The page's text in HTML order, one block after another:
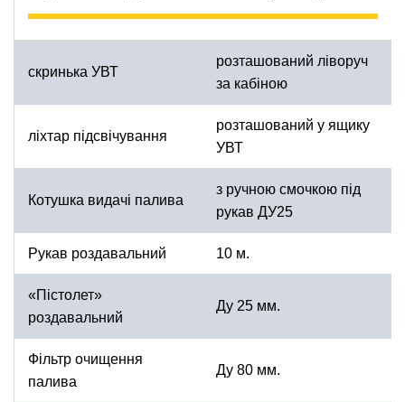
скринька УВТ
розташований ліворуч
за кабіною
ліхтар підсвічування
розташований у ящику
УВТ
Котушка видачі палива
з ручною смочкою під
рукав ДУ25
Рукав роздавальний 10 м.
«Пістолет»
роздавальний
Ду 25 мм.
Фільтр очищення
палива
Ду 80 мм.